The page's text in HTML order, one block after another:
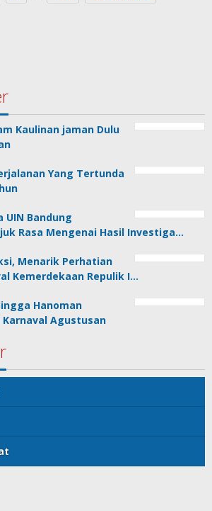
Kaulinan jaman Dulu
Yang Tertunda
UIN Bandung
Rasa Mengenai Hasil Investiga…
Menarik Perhatian
Kemerdekaan Repulik I…
Hanoman
Karnaval Agustusan